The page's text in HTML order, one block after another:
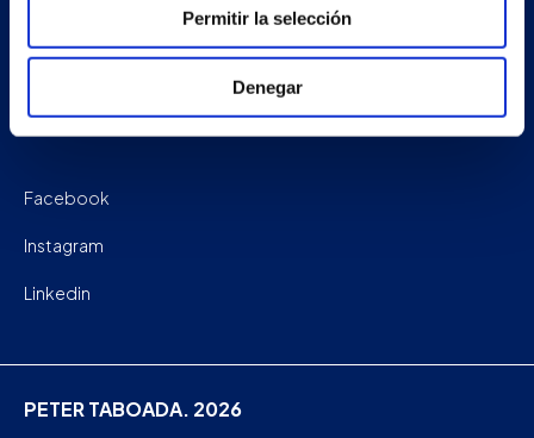
Permitir la selección
Denegar
Trabaja con nosotros
Facebook
Instagram
Linkedin
PETER TABOADA. 2026